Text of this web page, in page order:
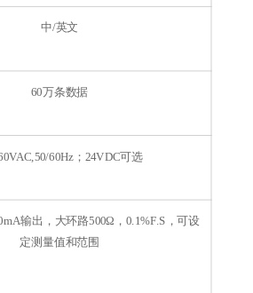
中/英文
60万条数据
60Hz；24VDC可选
输出，大环路500Ω，0.1%F.S，可设
定测量值和范围